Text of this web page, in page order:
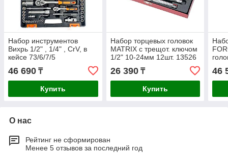
Набор инструментов
Вихрь 1/2" , 1/4" , CrV, в
кейсе 73/6/7/5
46 690 ₸
Купить
Набор торцевых головок
MATRIX с трещот. ключом
1/2" 10-24мм 12шт. 13526
26 390₸
Купить
46
О нас
Рейтинг не сформирован
Менее 5 отзывов за последний год